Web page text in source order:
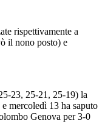
rispettivamente a
il nono posto) e
23, 25-21, 25-19) la
mercoledì 13 ha saputo
Genova per 3-0